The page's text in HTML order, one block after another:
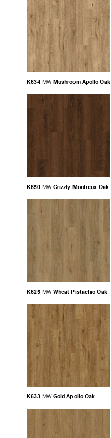
K634 MW Mushroom Apollo Oak
K650 MW Grizzly Montreux Oak
K625 MW Wheat Pistachio Oak
K633 MW Gold Apollo Oak